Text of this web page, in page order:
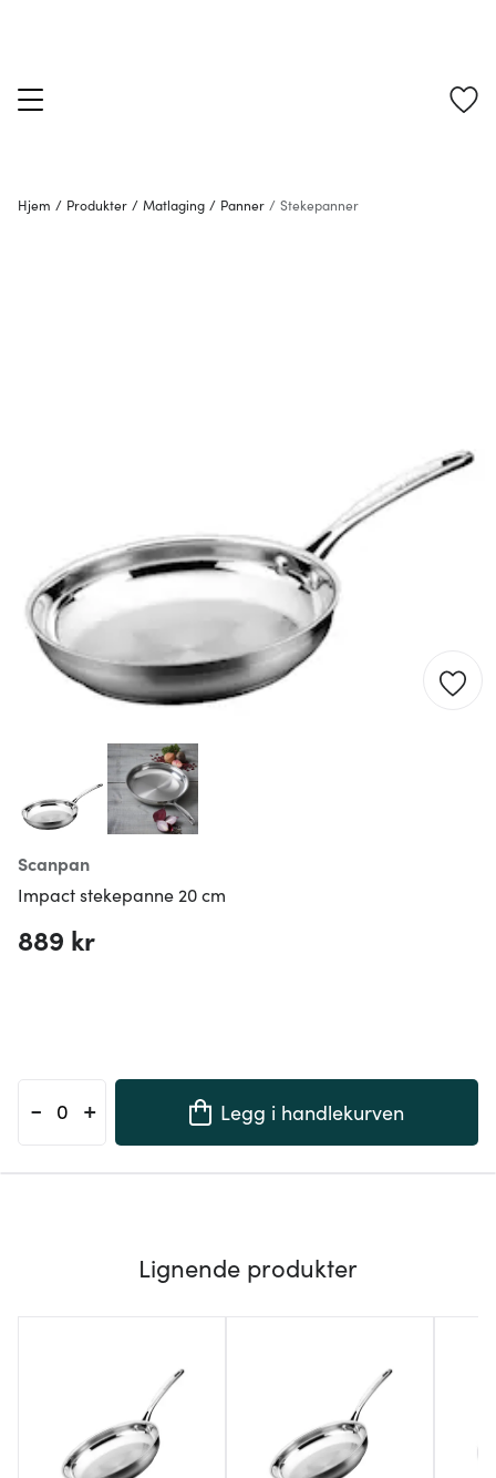
Hjem / Produkter / Matlaging / Panner / Stekepanner
Scanpan
Impact stekepanne 20 cm
889 kr
- + Legg i handlekurven
Lignende produkter